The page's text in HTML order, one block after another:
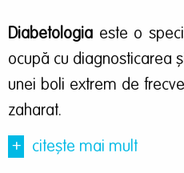
Diabetologia este o
ocupă cu diagnosticarea
unei boli extrem de
zaharat.
+ citește mai mult